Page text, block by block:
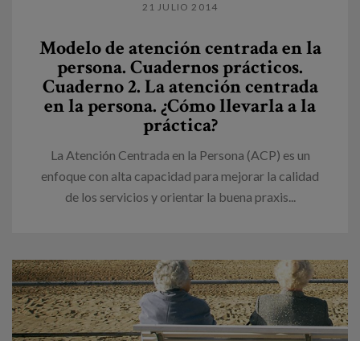
21 JULIO 2014
Modelo de atención centrada en la
persona. Cuadernos prácticos.
Cuaderno 2. La atención centrada
en la persona. ¿Cómo llevarla a la
práctica?
La Atención Centrada en la Persona (ACP) es un
enfoque con alta capacidad para mejorar la calidad
de los servicios y orientar la buena praxis...